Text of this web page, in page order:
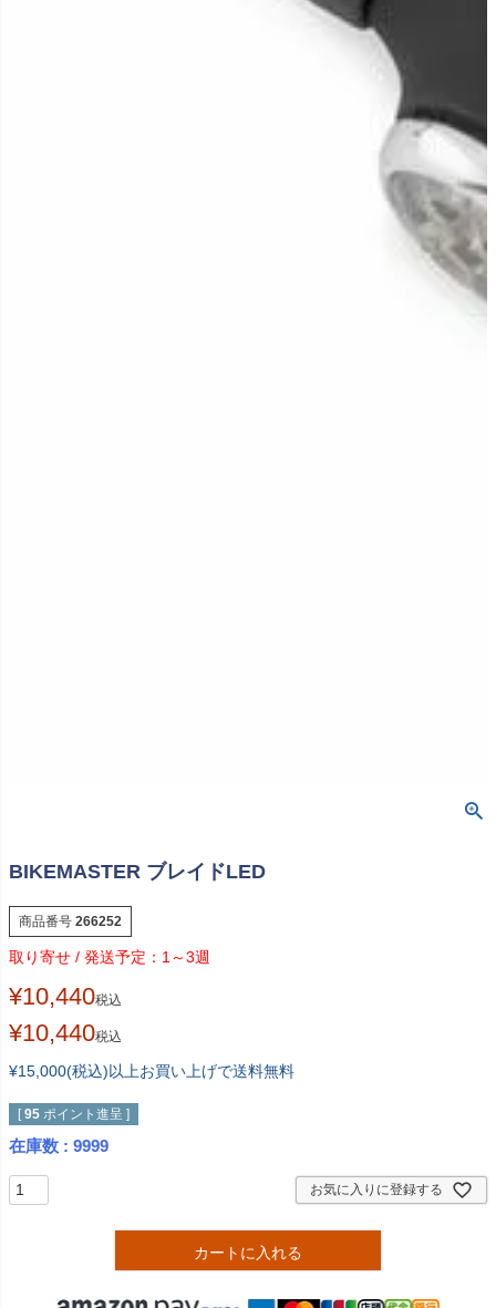
BIKEMASTER ブレイドLED
商品番号 266252
1～3週
¥10,440税込
¥10,440税込
¥15,000(税込)以上お買い上げで送料無料
[ 95 ポイント進呈 ]
在庫数 9999
お気に入りに登録する
カートに入れる